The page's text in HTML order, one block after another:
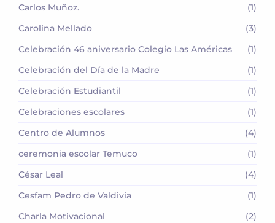
Carlos Muñoz.
(1)
Carolina Mellado
(3)
Celebración 46 aniversario Colegio Las Américas
(1)
Celebración del Día de la Madre
(1)
Celebración Estudiantil
(1)
Celebraciones escolares
(1)
Centro de Alumnos
(4)
ceremonia escolar Temuco
(1)
César Leal
(4)
Cesfam Pedro de Valdivia
(1)
Charla Motivacional
(2)